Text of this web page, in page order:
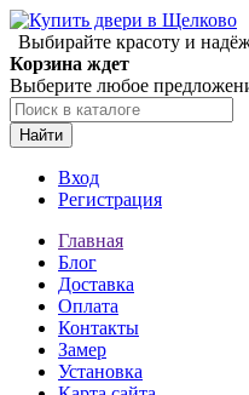
Выбирайте красоту и
Корзина ждет
Выберите любое
Найти
Вход
Регистрация
Главная
Блог
Доставка
Оплата
Контакты
Замер
Установка